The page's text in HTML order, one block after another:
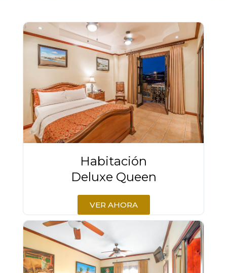
Habitación
Deluxe Queen
VER AHORA